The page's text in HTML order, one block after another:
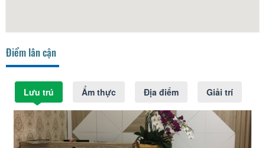
Điểm lân cận
Lưu trú Ẩm thực Địa điểm Giải trí